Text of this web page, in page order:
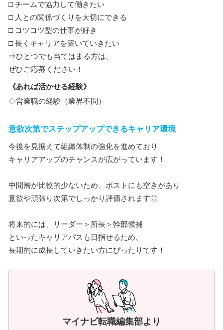
□ チームで協力して働きたい
□ 人との関係づくりを大切にできる
□ コツコツ型の仕事が好き
□ 長くキャリアを築いていきたい
⇒ひとつでも当てはまる方は、
ぜひご応募ください！
《あれば活かせる経験》
◇営業職の経験（業界不問）
意欲次第でステップアップできるキャリア環境
今後を見据えて組織体制の強化を進めており
キャリアアップのチャンスが広がっています！
中間層が比較的少ないため、ポストにも空きがあり
意欲や頑張り次第でしっかり評価されます◎
将来的には、リーダー＞所長＞幹部候補
といったキャリアパスも目指せるため、
長期的に成長していきたい方にぴったりです！
マイナビ転職編集部より